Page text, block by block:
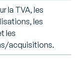
la TVA, les
les
les
acquisitions.